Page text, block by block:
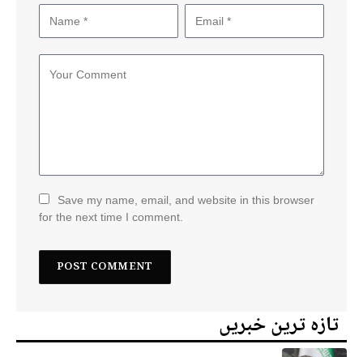
Save my name, email, and website in this browser
for the next time I comment.
تازہ ترین خبریں